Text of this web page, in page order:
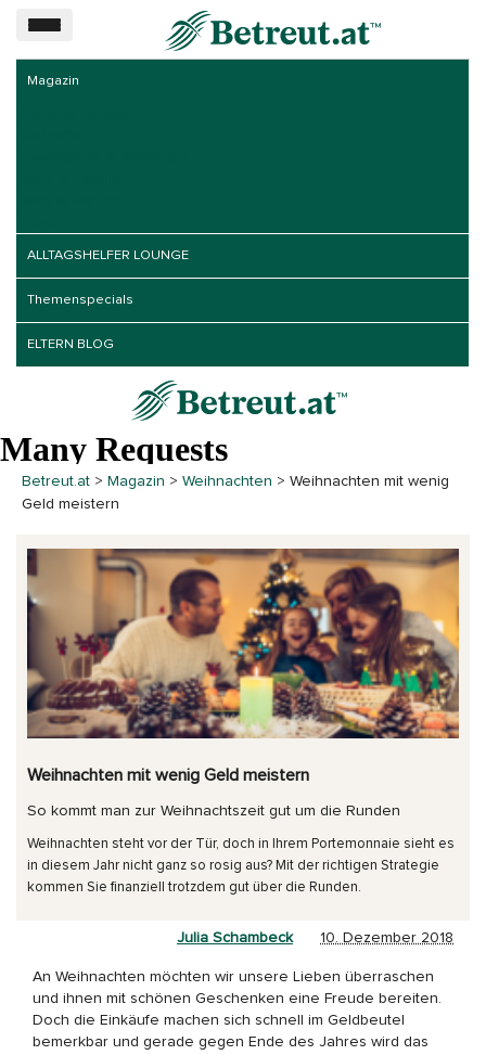
Magazin
ALLTAGSHELFER LOUNGE
Themenspecials
ELTERN BLOG
Betreut.at > Magazin > Weihnachten > Weihnachten mit wenig
Geld meistern
Weihnachten mit wenig Geld meistern
So kommt man zur Weihnachtszeit gut um die Runden
Weihnachten steht vor der Tür, doch in Ihrem Portemonnaie sieht es
in diesem Jahr nicht ganz so rosig aus? Mit der richtigen Strategie
kommen Sie finanziell trotzdem gut über die Runden.
Julia Schambeck 10. Dezember 2018
An Weihnachten möchten wir unsere Lieben überraschen
und ihnen mit schönen Geschenken eine Freude bereiten.
Doch die Einkäufe machen sich schnell im Geldbeutel
bemerkbar und gerade gegen Ende des Jahres wird das